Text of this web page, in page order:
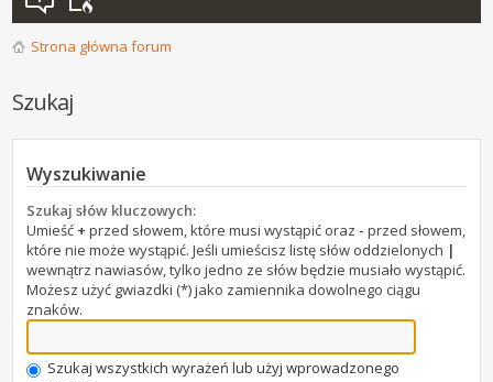
Strona główna forum
Szukaj
Wyszukiwanie
Szukaj słów kluczowych:
Umieść + przed słowem, które musi wystąpić oraz - przed słowem,
które nie może wystąpić. Jeśli umieścisz listę słów oddzielonych |
wewnątrz nawiasów, tylko jedno ze słów będzie musiało wystąpić.
Możesz użyć gwiazdki (*) jako zamiennika dowolnego ciągu
znaków.
Szukaj wszystkich wyrażeń lub użyj wprowadzonego